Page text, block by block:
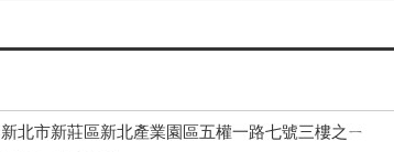
新北市新莊區新北產業園區五權一路七號三樓之ㄧ